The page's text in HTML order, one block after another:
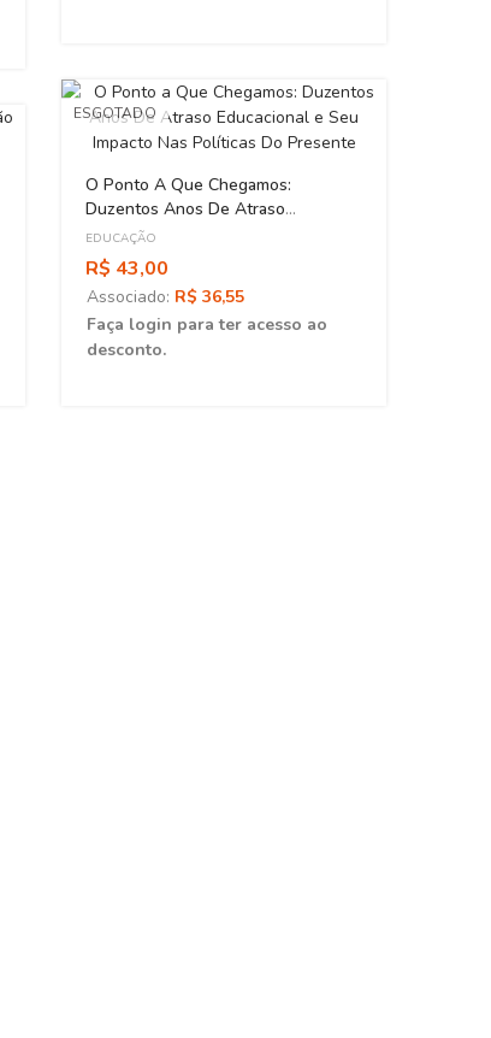
ESGOTADO
O Ponto A Que Chegamos:
Duzentos Anos De Atraso
Educacional E Seu Impacto Nas
Políticas Do Presente
EDUCAÇÃO
R$ 43,00
Associado: R$ 36,55
Faça login para ter acesso ao
desconto.